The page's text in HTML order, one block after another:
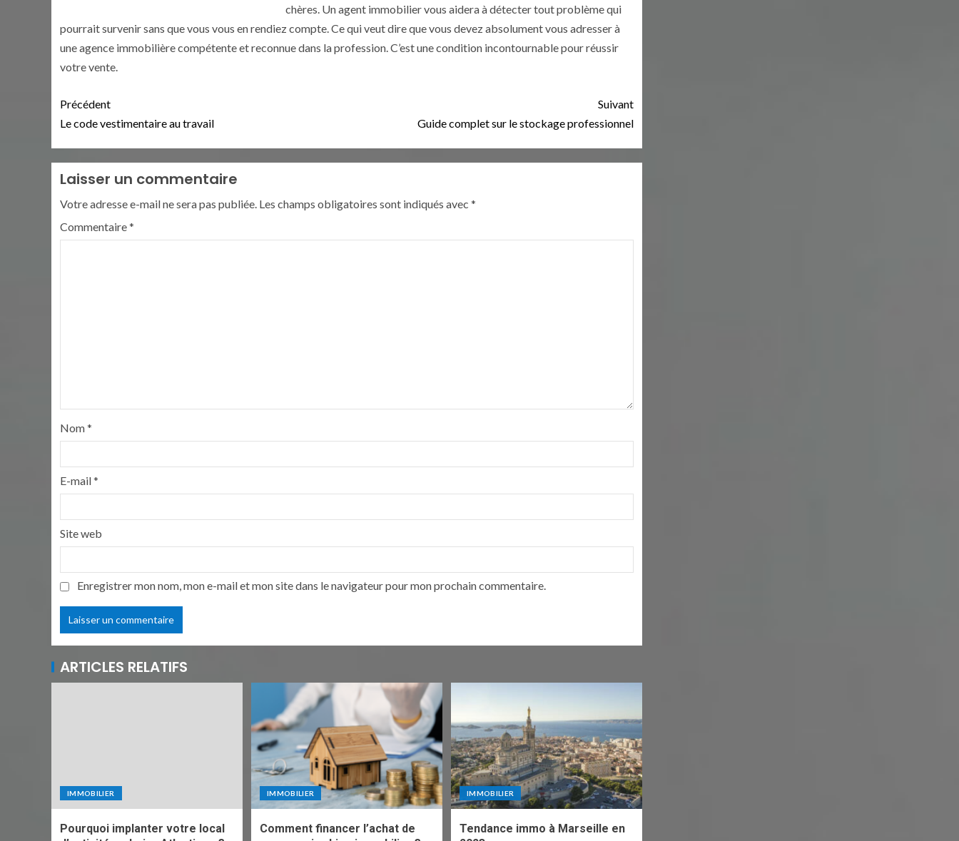
chères. Un agent immobilier vous aidera à détecter tout problème qui
pourrait survenir sans que vous vous en rendiez compte. Ce qui veut dire que vous devez absolument vous adresser à
une agence immobilière compétente et reconnue dans la profession. C’est une condition incontournable pour réussir
votre vente.
Précédent
Le code vestimentaire au travail
Suivant
Guide complet sur le stockage professionnel
Laisser un commentaire
Votre adresse e-mail ne sera pas publiée. Les champs obligatoires sont indiqués avec *
Commentaire*
Nom*
E-mail*
Site web
Enregistrer mon nom, mon e-mail et mon site dans le navigateur pour mon prochain commentaire.
ARTICLES RELATIFS
IMMOBILIER
Pourquoi implanter votre local
IMMOBILIER
Comment financer l’achat de
IMMOBILIER
Tendance immo à Marseille en